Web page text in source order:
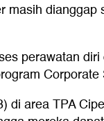
masih
perawatan
di area TPA